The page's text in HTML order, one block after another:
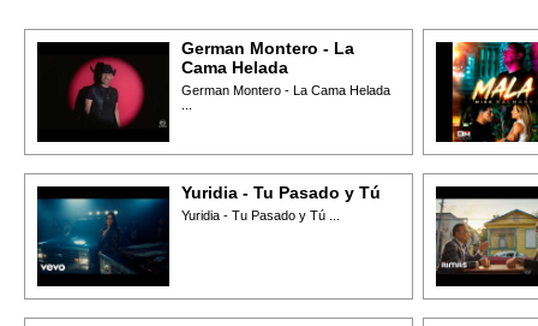
German Montero - La
Cama Helada
German Montero - La Cama Helada
Yuridia - Tu Pasado y Tú
Yuridia - Tu Pasado y Tú ...